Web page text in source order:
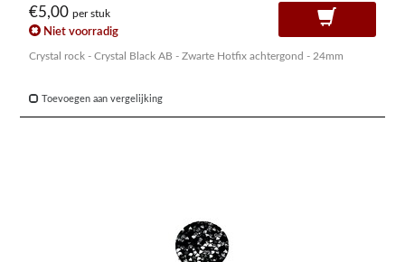
€5,00 per stuk
Niet voorradig
Crystal rock - Crystal Black AB - Zwarte Hotfix achtergond - 24mm
Toevoegen aan vergelijking